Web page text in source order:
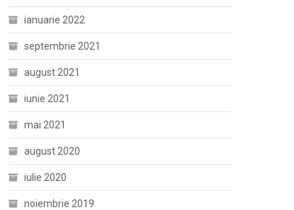
ianuarie 2022
septembrie 2021
august 2021
iunie 2021
mai 2021
august 2020
iulie 2020
noiembrie 2019